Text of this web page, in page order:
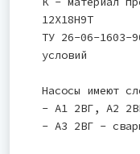
12Х18Н9Т
ТУ 26-06-1603-
условий
Насосы имеют
- А1 2ВГ, А2
- А3 2ВГ -